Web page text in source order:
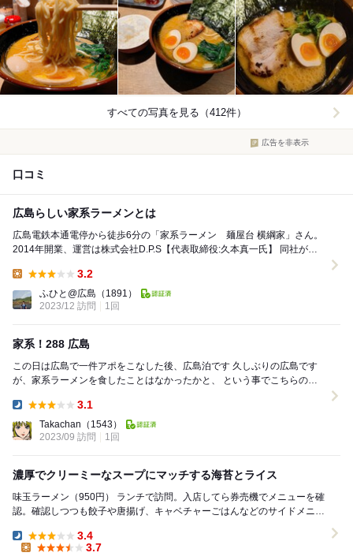
すべての写真を見る（412件）
広告を非表示
口コミ
広島らしい家系ラーメンとは
広島電鉄本通電停から徒歩6分の「家系ラーメン 麺屋台 横綱家」さん。
2014年開業、運営は株式会社D.P.S【代表取締役:久本真一氏】 同社が運
3.2
ふひと@広島 （1891）
2023/12 訪問
1回
家系！288 広島
この日は広島で一件アポをこなした後、広島泊です 久しぶりの広島です
が、家系ラーメンを食したことはなかったかと、 という事でこちらのお
3.1
Takachan （1543）
2023/09 訪問
1回
濃厚でクリーミーなスープにマッチする海苔とライス
味玉ラーメン（950円） ランチで訪問。入店してら券売機でメニューを確
認。確認しつつも餃子や唐揚げ、キャベチャーごはんなどのサイドメニュ
Dinner:
3.4
3.7